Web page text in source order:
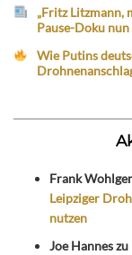
„Fritz Litzmann,
Pause-Doku
Wie Putins
Frank
Leipziger
nutzen
Joe Hanneszu